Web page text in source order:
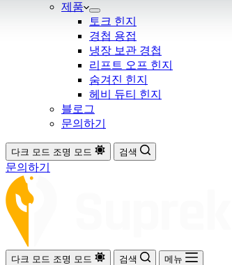
제품
토크 힌지
경첩 용접
냉장 보관 경첩
리프트 오프 힌지
숨겨진 힌지
헤비 듀티 힌지
블로그
문의하기
다크 모드 조명 모드 검색
문의하기
다크 모드 조명 모드 검색 메뉴